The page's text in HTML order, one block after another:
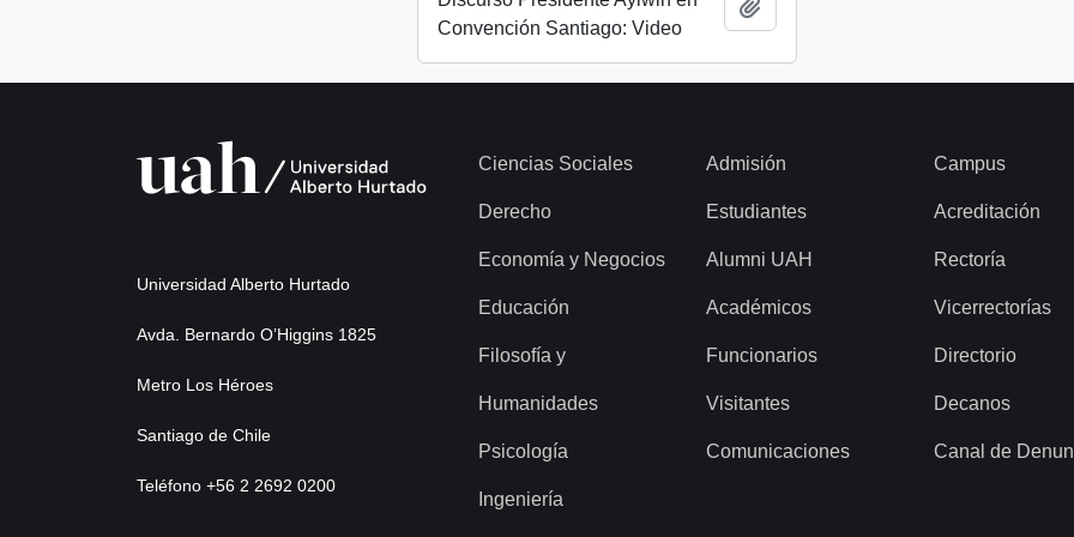
Convención Santiago: Video
Universidad Alberto Hurtado
Avda. Bernardo O’Higgins 1825
Metro Los Héroes
Santiago de Chile
Teléfono +56 2 2692 0200
Ciencias Sociales
Derecho
Economía y Negocios
Educación
Filosofía y
Humanidades
Psicología
Ingeniería
Admisión
Estudiantes
Alumni UAH
Académicos
Funcionarios
Visitantes
Comunicaciones
Campus
Acreditación
Rectoría
Vicerrectorías
Directorio
Decanos
Canal de